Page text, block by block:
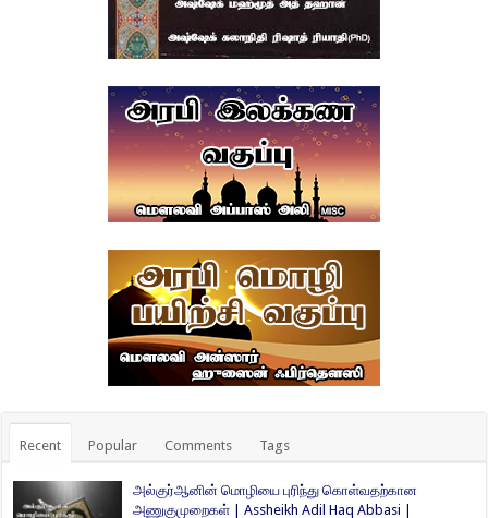
Recent Popular Comments Tags
அல்குர்ஆனின் மொழியை புரிந்து கொள்வதற்கான
அணுகுமுறைகள் | Assheikh Adil Haq Abbasi |